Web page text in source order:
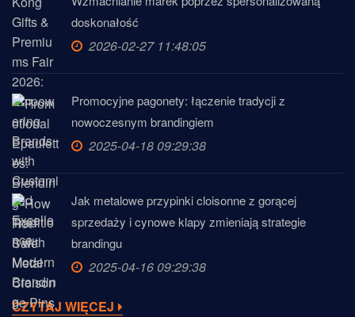
doskonałość
2026-02-27 11:48:05
Promocyjne pagonety: łączenie tradycji z
nowoczesnym brandingiem
2025-04-18 09:29:38
Jak metalowe przypinki cloisonne z gorącej
sprzedaży i cynowe klapy zmieniają strategie
brandingu
2025-04-16 09:29:38
CZYTAJ WIĘCEJ